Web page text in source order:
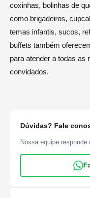
coxinhas, bolinhas de
como brigadeiros,
temas infantis, sucos,
buffets também
para atender a todas as
convidados.
Dúvidas? Fale
Nossa equipe responde